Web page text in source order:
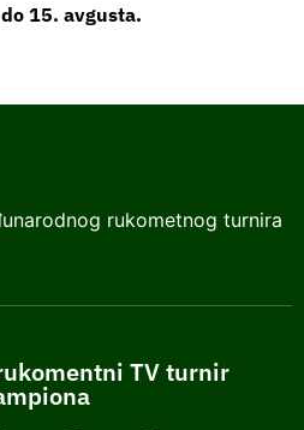
15. avgusta.
rukometnog turnira
TV turnir